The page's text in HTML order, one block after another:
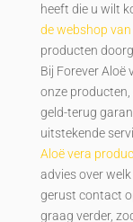
heeft die u wilt
de webshop
producten
Bij Forever Aloë
onze
geld-terug
uitstekende
Aloë vera
advies over
gerust contact
graag verder,